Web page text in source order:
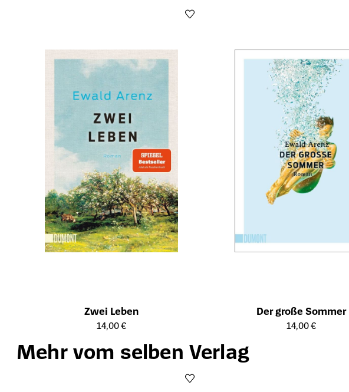
Zwei Leben
Öffnet die Detailseite des Produkts
14,00 €
Der große Sommer
Öffnet die Detailseite des Produkts
14,00 €
Mehr vom selben Verlag